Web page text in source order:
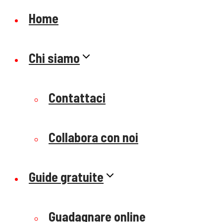
Home
Chi siamo
Contattaci
Collabora con noi
Guide gratuite
Guadagnare online